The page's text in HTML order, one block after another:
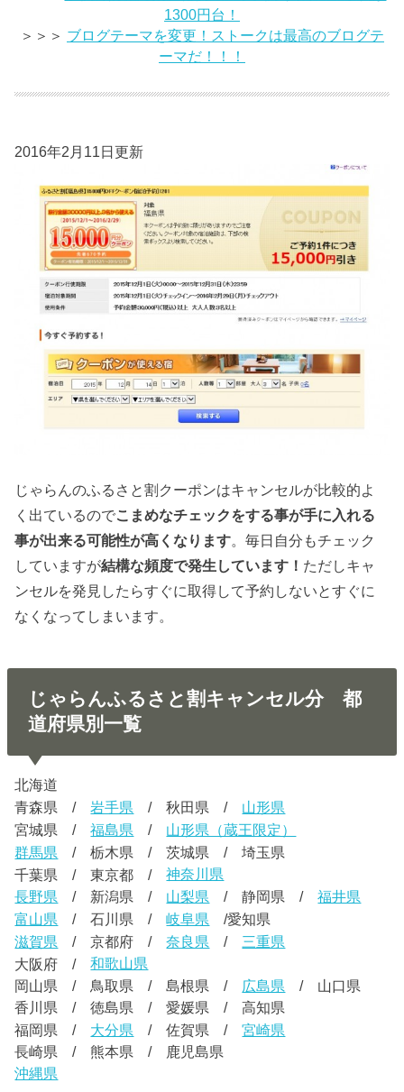
1300円台！
＞＞＞ ブログテーマを変更！ストークは最高のブログテ
ーマだ！！！
2016年2月11日更新
じゃらんのふるさと割クーポンはキャンセルが比較的よ
く出ているのでこまめなチェックをする事が手に入れる
事が出来る可能性が高くなります。毎日自分もチェック
していますが結構な頻度で発生しています！ ただしキャ
ンセルを発見したらすぐに取得して予約しないとすぐに
なくなってしまいます。
じゃらんふるさと割キャンセル分 都
道府県別一覧
北海道
青森県 /岩手県 / 秋田県 / 山形県
宮城県 /福島県 / 山形県（蔵王限定）
群馬県 / 栃木県 / 茨城県 / 埼玉県
千葉県 / 東京都 /神奈川県
長野県 / 新潟県 / 山梨県 / 静岡県 /福井県
富山県 / 石川県 /岐阜県 /愛知県
滋賀県 / 京都府 /奈良県 / 三重県
大阪府 /和歌山県
岡山県 / 鳥取県 / 島根県 / 広島県 / 山口県
香川県 / 徳島県 / 愛媛県 / 高知県
福岡県 / 大分県 / 佐賀県 /宮崎県
長崎県 / 熊本県 / 鹿児島県
沖縄県